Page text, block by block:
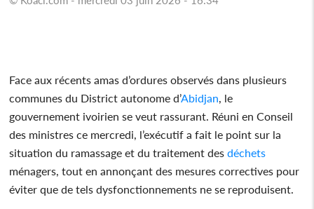
Face aux récents amas d’ordures observés dans plusieurs
communes du District autonome d’Abidjan , le
gouvernement ivoirien se veut rassurant. Réuni en Conseil
des ministres ce mercredi, l’exécutif a fait le point sur la
situation du ramassage et du traitement des déchets
ménagers, tout en annonçant des mesures correctives pour
éviter que de tels dysfonctionnements ne se reproduisent.